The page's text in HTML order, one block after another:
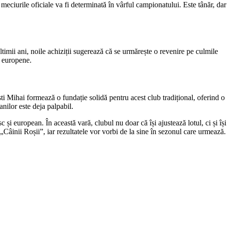
oficiale va fi determinată în vârful campionatului. Este tânăr, dar
ani, noile achiziții sugerează că se urmărește o revenire pe culmile
Mihai formează o fundație solidă pentru acest club tradițional, oferind o
este deja palpabil.
european. În această vară, clubul nu doar că își ajustează lotul, ci și își
Roșii”, iar rezultatele vor vorbi de la sine în sezonul care urmează.